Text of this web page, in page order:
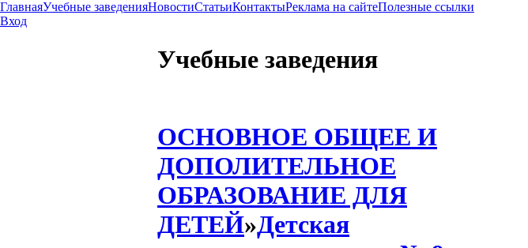
ГлавнаяУчебные заведенияНовостиСтатьиКонтактыРеклама на сайтеПолезные ссылки
Вход
Учебные заведения
ОСНОВНОЕ ОБЩЕЕ И
ДОПОЛИТЕЛЬНОЕ
ОБРАЗОВАНИЕ ДЛЯ
ДЕТЕЙ»Детская